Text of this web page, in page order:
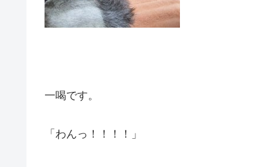
一喝です。
「わんっ！！！！」